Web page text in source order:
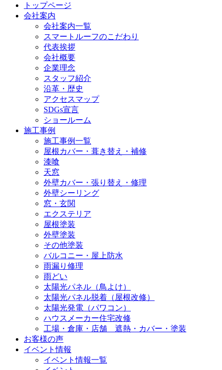
トップページ
会社案内
会社案内一覧
スマートルーフのこだわり
代表挨拶
会社概要
企業理念
スタッフ紹介
沿革・歴史
アクセスマップ
SDGs宣言
ショールーム
施工事例
施工事例一覧
屋根カバー・葺き替え・補修
漆喰
天窓
外壁カバー・張り替え・修理
外壁シーリング
窓・玄関
エクステリア
屋根塗装
外壁塗装
その他塗装
バルコニー・屋上防水
雨漏り修理
雨どい
太陽光パネル（鳥よけ）
太陽光パネル脱着（屋根改修）
太陽光発電（パワコン）
ハウスメーカー住宅改修
工場・倉庫・店舗 遮熱・カバー・塗装
お客様の声
イベント情報
イベント情報一覧